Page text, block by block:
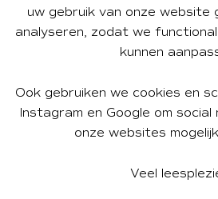
BUREAU 74
uw gebruik van onze website
analyseren, zodat we
kunnen
Ook gebruiken we cookies en
Instagram en Google om
onze websites
Veel